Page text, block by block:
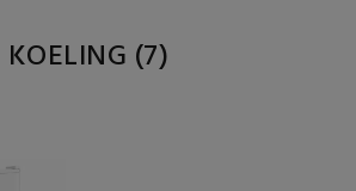
KOELING (7)